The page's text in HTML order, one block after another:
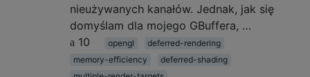
nieużywanych kanałów. Jednak, jak się
domyślam dla mojego GBuffera, …
10
opengl
deferred-rendering
memory-efficiency
deferred-shading